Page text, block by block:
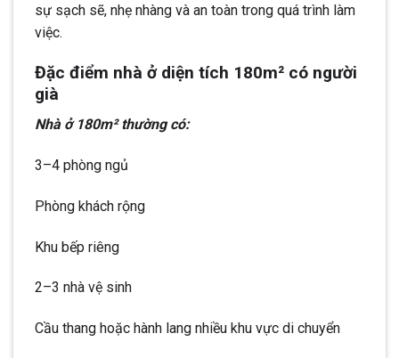
sự sạch sẽ, nhẹ nhàng và an toàn trong quá trình làm
việc.
Đặc điểm nhà ở diện tích 180m² có người
già
Nhà ở 180m² thường có:
3–4 phòng ngủ
Phòng khách rộng
Khu bếp riêng
2–3 nhà vệ sinh
Cầu thang hoặc hành lang nhiều khu vực di chuyển